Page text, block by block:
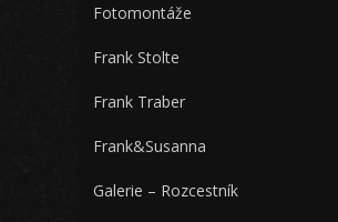
Fotomontáže
Frank Stolte
Frank Traber
Frank&Susanna
Galerie – Rozcestník